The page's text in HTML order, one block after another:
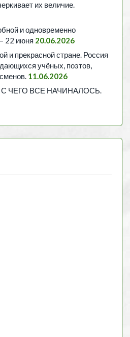
их величие.
и одновременно
22 июня 20.06.2026
и прекрасной стране. Россия
учёных, поэтов,
11.06.2026
ЧЕГО ВСЕ НАЧИНАЛОСЬ.